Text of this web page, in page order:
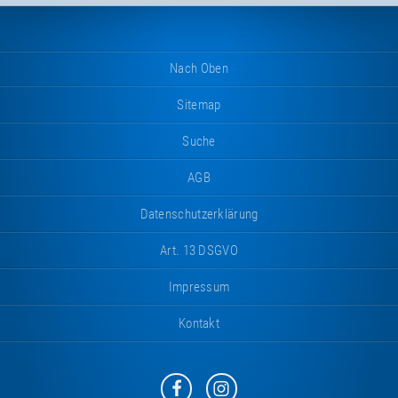
Nach Oben
Sitemap
Suche
AGB
Datenschutzerklärung
Art. 13 DSGVO
Impressum
Kontakt
EurotrampEurotramp